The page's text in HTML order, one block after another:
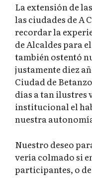
La extensión de
las ciudades de A
recordar la
de Alcaldes para
también ostentó
justamente diez
Ciudad de
días a tan ilustres
institucional el
nuestra
Nuestro deseo
vería colmado si
participantes, o de